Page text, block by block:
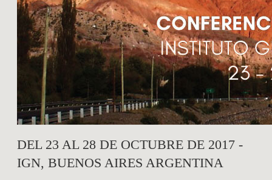
DEL 23 AL 28 DE OCTUBRE DE 2017 -
IGN, BUENOS AIRES ARGENTINA